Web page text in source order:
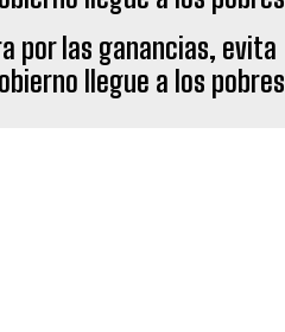
por las ganancias, evita
llegue a los pobres